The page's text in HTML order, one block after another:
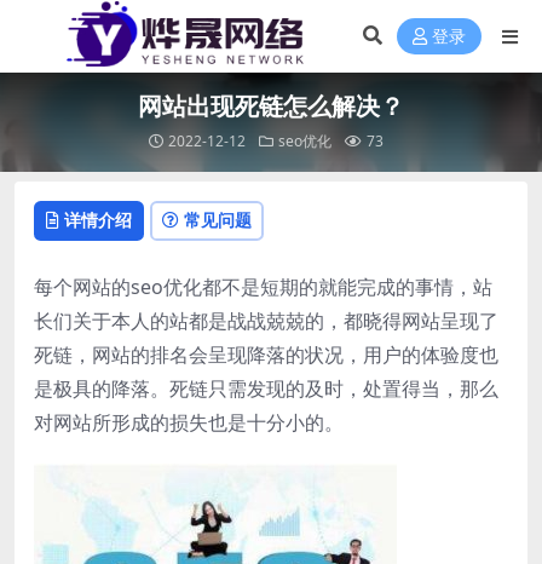
登录
网站出现死链怎么解决？
2022-12-12 seo优化 73
详情介绍 常见问题
每个网站的seo优化都不是短期的就能完成的事情，站
长们关于本人的站都是战战兢兢的，都晓得网站呈现了
死链，网站的排名会呈现降落的状况，用户的体验度也
是极具的降落。死链只需发现的及时，处置得当，那么
对网站所形成的损失也是十分小的。